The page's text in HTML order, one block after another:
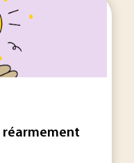
réarmement